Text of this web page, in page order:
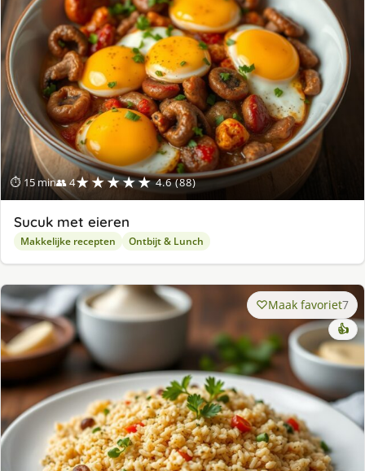
⏱ 15 min👥 4★★★★★ 4.6 (88)
Sucuk met eieren
Makkelijke recepten Ontbijt & Lunch
Maak favoriet7
👍